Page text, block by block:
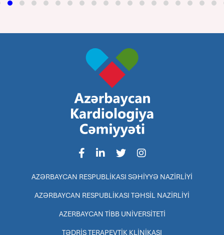
AZƏRBAYCAN RESPUBLİKASI SƏHİYYƏ NAZİRLİYİ
AZƏRBAYCAN RESPUBLİKASI TƏHSİL NAZİRLİYİ
AZERBAYCAN TİBB UNİVERSİTETİ
TƏDRİS TERAPEVTİK KLİNİKASI